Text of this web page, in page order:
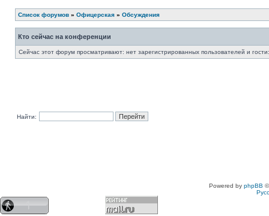
Список форумов » Офицерская » Обсуждения
Кто сейчас на конференции
Сейчас этот форум просматривают: нет зарегистрированных пользователей и
Найти:
Powered by phpBB